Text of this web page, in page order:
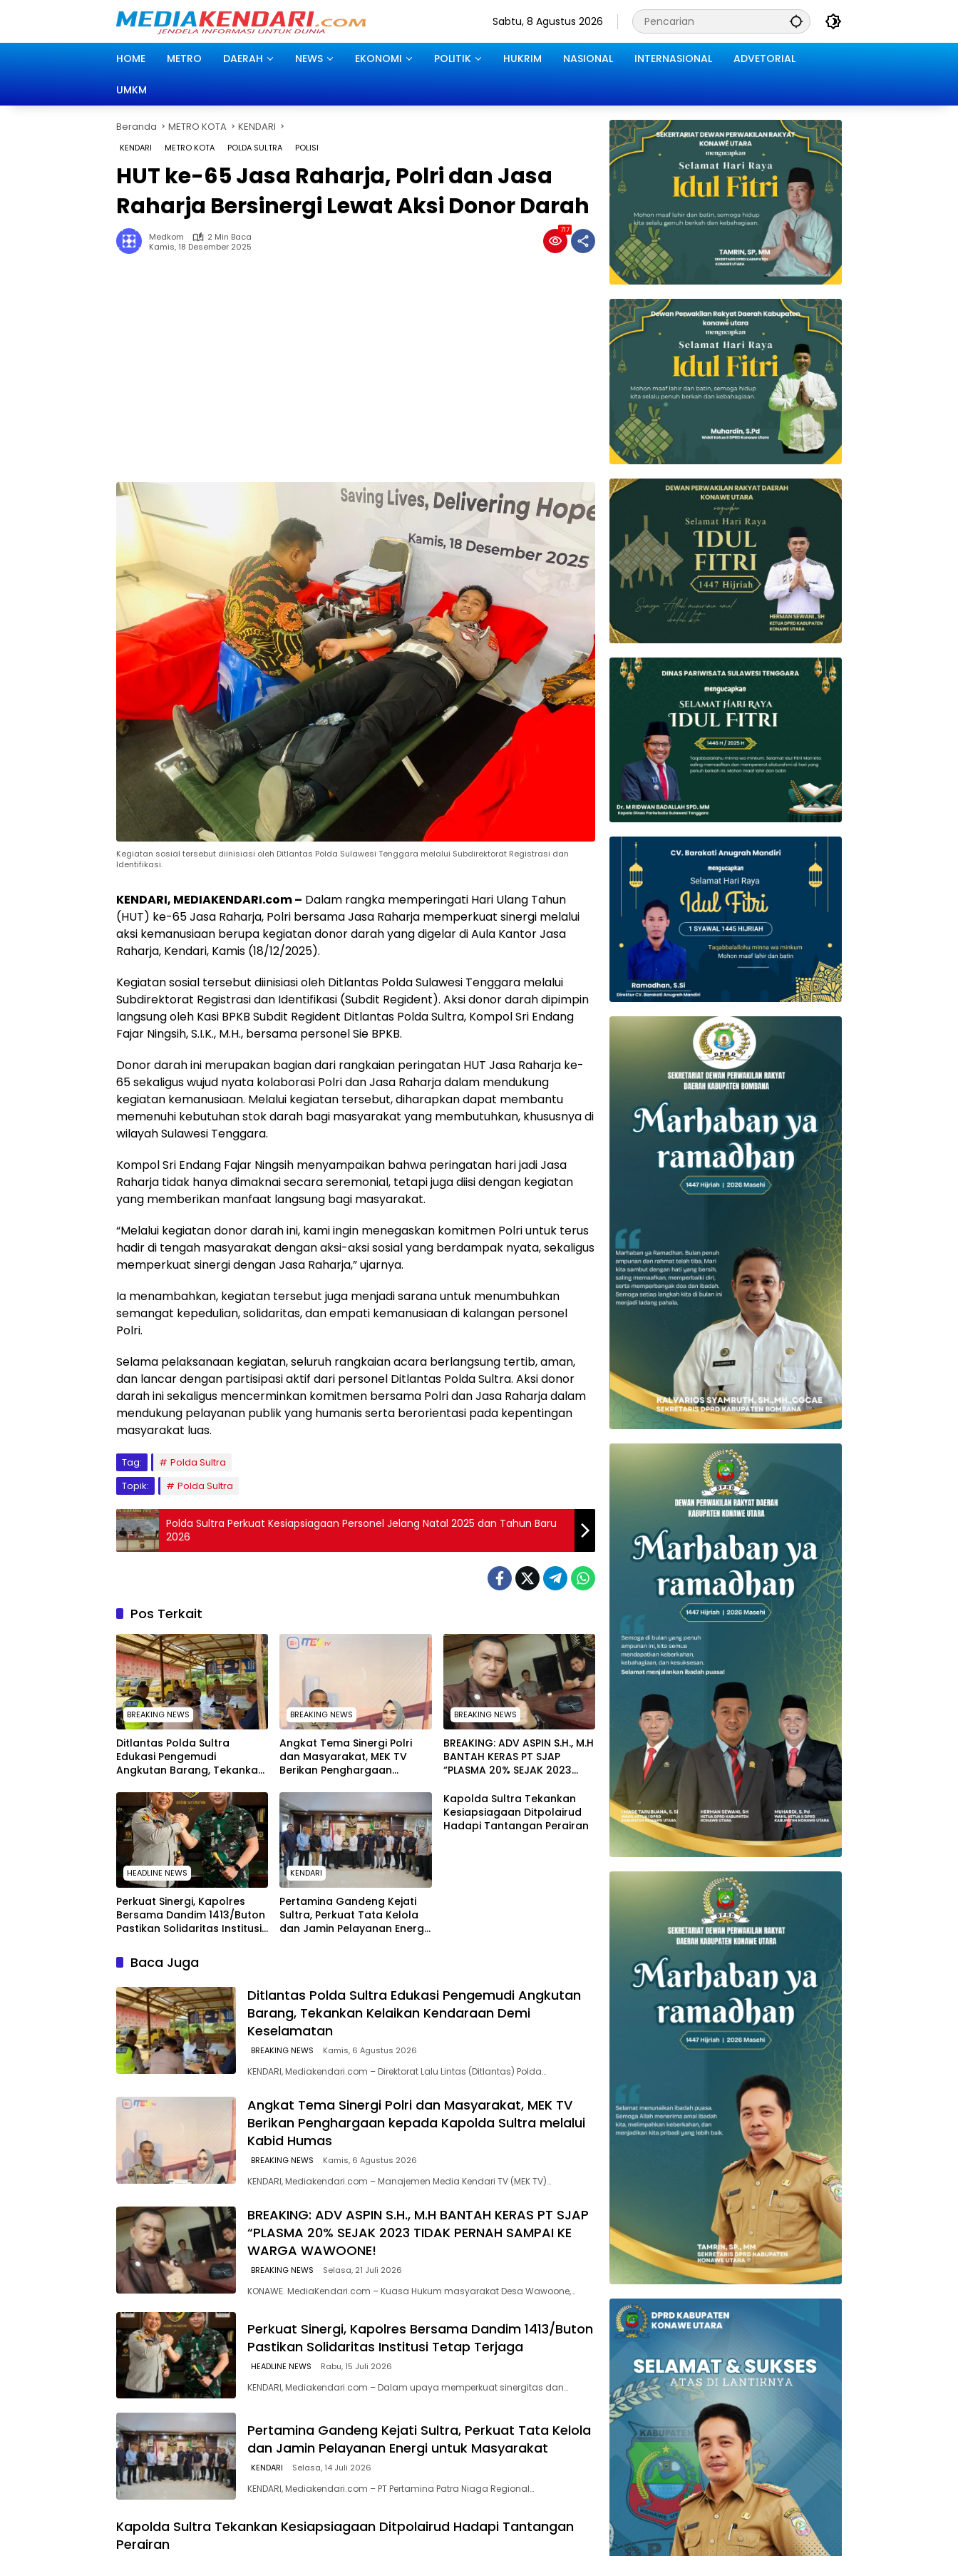
Sabtu, 8 Agustus 2026
HOME METRO DAERAH NEWS EKONOMI POLITIK HUKRIM NASIONAL INTERNASIONAL ADVETORIAL
UMKM
Beranda METRO KOTA KENDARI
KENDARI METRO KOTA POLDA SULTRA POLISI
HUT ke-65 Jasa Raharja, Polri dan Jasa
Raharja Bersinergi Lewat Aksi Donor Darah
Medkom
2 Min Baca
Kamis, 18 Desember 2025
717
Kegiatan sosial tersebut diinisiasi oleh Ditlantas Polda Sulawesi Tenggara melalui Subdirektorat Registrasi dan
Identifikasi.
KENDARI, MEDIAKENDARI.com – Dalam rangka memperingati Hari Ulang Tahun
(HUT) ke-65 Jasa Raharja, Polri bersama Jasa Raharja memperkuat sinergi melalui
aksi kemanusiaan berupa kegiatan donor darah yang digelar di Aula Kantor Jasa
Raharja, Kendari, Kamis (18/12/2025).
Kegiatan sosial tersebut diinisiasi oleh Ditlantas Polda Sulawesi Tenggara melalui
Subdirektorat Registrasi dan Identifikasi (Subdit Regident). Aksi donor darah dipimpin
langsung oleh Kasi BPKB Subdit Regident Ditlantas Polda Sultra, Kompol Sri Endang
Fajar Ningsih, S.I.K., M.H., bersama personel Sie BPKB.
Donor darah ini merupakan bagian dari rangkaian peringatan HUT Jasa Raharja ke-
65 sekaligus wujud nyata kolaborasi Polri dan Jasa Raharja dalam mendukung
kegiatan kemanusiaan. Melalui kegiatan tersebut, diharapkan dapat membantu
memenuhi kebutuhan stok darah bagi masyarakat yang membutuhkan, khususnya di
wilayah Sulawesi Tenggara.
Kompol Sri Endang Fajar Ningsih menyampaikan bahwa peringatan hari jadi Jasa
Raharja tidak hanya dimaknai secara seremonial, tetapi juga diisi dengan kegiatan
yang memberikan manfaat langsung bagi masyarakat.
“Melalui kegiatan donor darah ini, kami ingin menegaskan komitmen Polri untuk terus
hadir di tengah masyarakat dengan aksi-aksi sosial yang berdampak nyata, sekaligus
memperkuat sinergi dengan Jasa Raharja,” ujarnya.
Ia menambahkan, kegiatan tersebut juga menjadi sarana untuk menumbuhkan
semangat kepedulian, solidaritas, dan empati kemanusiaan di kalangan personel
Polri.
Selama pelaksanaan kegiatan, seluruh rangkaian acara berlangsung tertib, aman,
dan lancar dengan partisipasi aktif dari personel Ditlantas Polda Sultra. Aksi donor
darah ini sekaligus mencerminkan komitmen bersama Polri dan Jasa Raharja dalam
mendukung pelayanan publik yang humanis serta berorientasi pada kepentingan
masyarakat luas.
Tag:
Polda Sultra
Topik:
Polda Sultra
Polda Sultra Perkuat Kesiapsiagaan Personel Jelang Natal 2025 dan Tahun Baru
2026
Pos Terkait
BREAKING NEWS
Ditlantas Polda Sultra
Edukasi Pengemudi
Angkutan Barang, Tekankan
Keselamatan
BREAKING NEWS
Angkat Tema Sinergi Polri
dan Masyarakat, MEK TV
Berikan Penghargaan
melalui Kabid Humas
BREAKING NEWS
BREAKING: ADV ASPIN S.H., M.H
BANTAH KERAS PT SJAP
“PLASMA 20% SEJAK 2023
WARGA WAWOONE!
HEADLINE NEWS
Perkuat Sinergi, Kapolres
Bersama Dandim 1413/Buton
Pastikan Solidaritas Institusi
KENDARI
Pertamina Gandeng Kejati
Sultra, Perkuat Tata Kelola
dan Jamin Pelayanan Energi
Kapolda Sultra Tekankan
Kesiapsiagaan Ditpolairud
Hadapi Tantangan Perairan
Baca Juga
Ditlantas Polda Sultra Edukasi Pengemudi Angkutan
Barang, Tekankan Kelaikan Kendaraan Demi
Keselamatan
BREAKING NEWS Kamis, 6 Agustus 2026
KENDARI, Mediakendari.com – Direktorat Lalu Lintas (Ditlantas) Polda…
Angkat Tema Sinergi Polri dan Masyarakat, MEK TV
Berikan Penghargaan kepada Kapolda Sultra melalui
Kabid Humas
BREAKING NEWS Kamis, 6 Agustus 2026
KENDARI, Mediakendari.com – Manajemen Media Kendari TV (MEK TV)…
BREAKING: ADV ASPIN S.H., M.H BANTAH KERAS PT SJAP
“PLASMA 20% SEJAK 2023 TIDAK PERNAH SAMPAI KE
WARGA WAWOONE!
BREAKING NEWS Selasa, 21 Juli 2026
KONAWE. MediaKendari.com – Kuasa Hukum masyarakat Desa Wawoone,…
Perkuat Sinergi, Kapolres Bersama Dandim 1413/Buton
Pastikan Solidaritas Institusi Tetap Terjaga
HEADLINE NEWS Rabu, 15 Juli 2026
KENDARI, Mediakendari.com – Dalam upaya memperkuat sinergitas dan…
Pertamina Gandeng Kejati Sultra, Perkuat Tata Kelola
dan Jamin Pelayanan Energi untuk Masyarakat
KENDARI Selasa, 14 Juli 2026
KENDARI, Mediakendari.com – PT Pertamina Patra Niaga Regional…
Kapolda Sultra Tekankan Kesiapsiagaan Ditpolairud Hadapi Tantangan
Perairan